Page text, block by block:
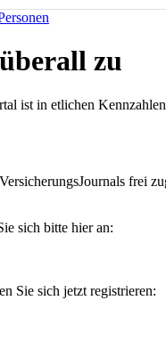
zu
ist in etlichen
frei
sich bitte hier an:
Sie sich jetzt registrieren: